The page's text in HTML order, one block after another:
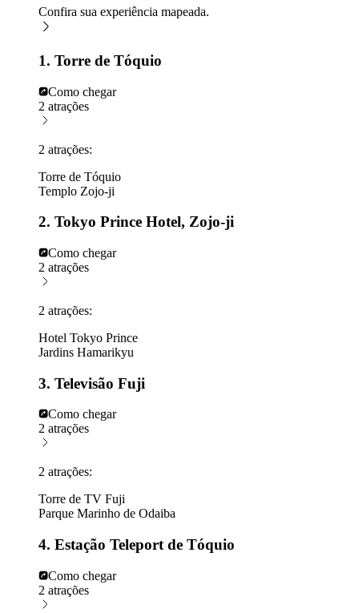
Confira sua experiência mapeada.
1. Torre de Tóquio
Como chegar
2 atrações
2 atrações:
Torre de Tóquio
Templo Zojo-ji
2. Tokyo Prince Hotel, Zojo-ji
Como chegar
2 atrações
2 atrações:
Hotel Tokyo Prince
Jardins Hamarikyu
3. Televisão Fuji
Como chegar
2 atrações
2 atrações:
Torre de TV Fuji
Parque Marinho de Odaiba
4. Estação Teleport de Tóquio
Como chegar
2 atrações